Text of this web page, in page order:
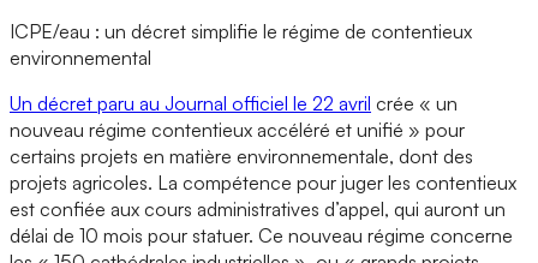
ICPE/eau : un décret simplifie le régime de contentieux
environnemental
Un décret paru au Journal officiel le 22 avril crée « un
nouveau régime contentieux accéléré et unifié » pour
certains projets en matière environnementale, dont des
projets agricoles. La compétence pour juger les contentieux
est confiée aux cours administratives d’appel, qui auront un
délai de 10 mois pour statuer. Ce nouveau régime concerne